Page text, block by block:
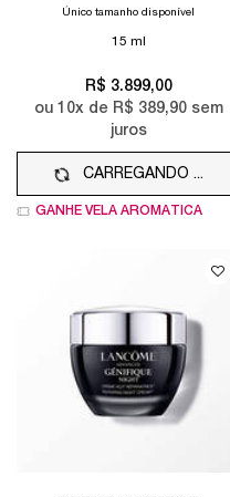
Único tamanho disponível
15 ml
R$ 3.899,00
ou 10x de R$ 389,90sem
juros
CARREGANDO ...
GANHE VELA AROMÁTICA